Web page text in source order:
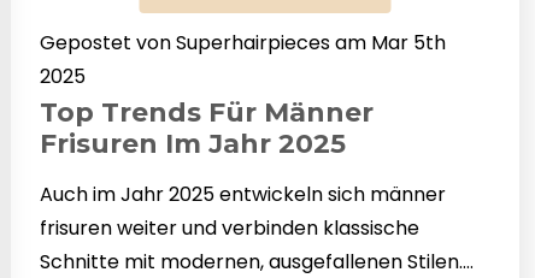
Gepostet von Superhairpieces am Mar 5th
2025
Top Trends Für Männer
Frisuren Im Jahr 2025
Auch im Jahr 2025 entwickeln sich männer
frisuren weiter und verbinden klassische
Schnitte mit modernen, ausgefallenen Stilen.